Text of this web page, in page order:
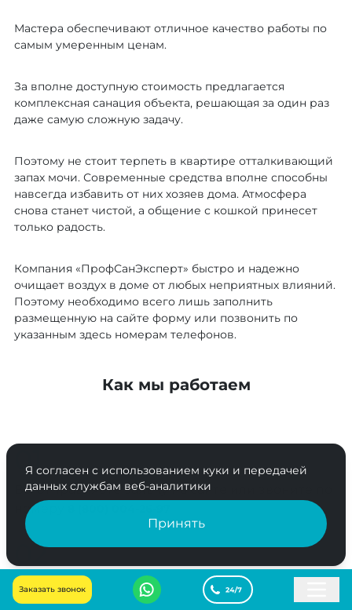
Заказать звонок
Мастера обеспечивают отличное качество работы по
самым умеренным ценам.
За вполне доступную стоимость предлагается
комплексная санация объекта, решающая за один раз
даже самую сложную задачу.
Поэтому не стоит терпеть в квартире отталкивающий
запах мочи. Современные средства вполне способны
навсегда избавить от них хозяев дома. Атмосфера
снова станет чистой, а общение с кошкой принесет
только радость.
Компания «ПрофСанЭксперт» быстро и надежно
очищает воздух в доме от любых неприятных влияний.
Поэтому необходимо всего лишь заполнить
размещенную на сайте форму или позвонить по
указанным здесь номерам телефонов.
Как мы работаем
01
Вы отправляете заявку на сайте или звоните по
номеру
02
Согласовываем дату и время выезда
специалиста, выезд на следующий день
Я согласен с использованием куки и передачей
данных службам веб-аналитики
Принять